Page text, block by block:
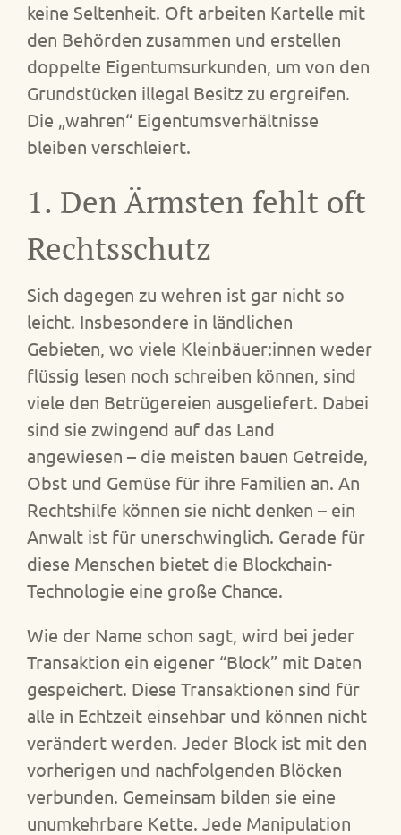
keine Seltenheit. Oft arbeiten Kartelle mit
den Behörden zusammen und erstellen
doppelte Eigentumsurkunden, um von den
Grundstücken illegal Besitz zu ergreifen.
Die „wahren“ Eigentumsverhältnisse
bleiben verschleiert.
1. Den Ärmsten fehlt oft
Rechtsschutz
Sich dagegen zu wehren ist gar nicht so
leicht. Insbesondere in ländlichen
Gebieten, wo viele Kleinbäuer:innen weder
flüssig lesen noch schreiben können, sind
viele den Betrügereien ausgeliefert. Dabei
sind sie zwingend auf das Land
angewiesen – die meisten bauen Getreide,
Obst und Gemüse für ihre Familien an. An
Rechtshilfe können sie nicht denken – ein
Anwalt ist für unerschwinglich. Gerade für
diese Menschen bietet die Blockchain-
Technologie eine große Chance.
Wie der Name schon sagt, wird bei jeder
Transaktion ein eigener “Block” mit Daten
gespeichert. Diese Transaktionen sind für
alle in Echtzeit einsehbar und können nicht
verändert werden. Jeder Block ist mit den
vorherigen und nachfolgenden Blöcken
verbunden. Gemeinsam bilden sie eine
unumkehrbare Kette. Jede Manipulation